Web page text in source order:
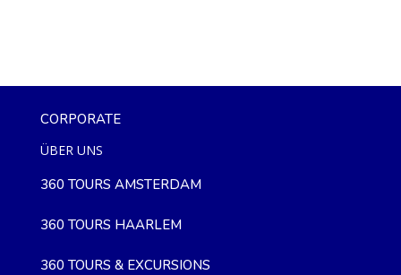
CORPORATE
ÜBER UNS
360 TOURS AMSTERDAM
360 TOURS HAARLEM
360 TOURS & EXCURSIONS